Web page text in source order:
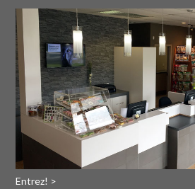
Entrez! >